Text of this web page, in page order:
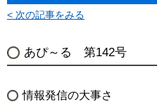
< 次の記事をみる
あぴ～る 第142号
情報発信の大事さ